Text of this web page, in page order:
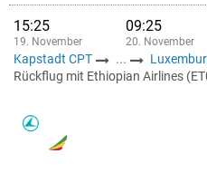
15:25
19. November
09:25
20. November
Kapstadt CPT ...
Rückflug mit Ethiopian Airlines